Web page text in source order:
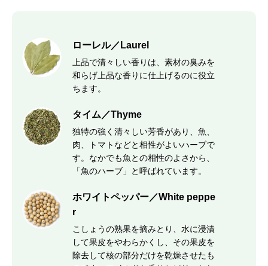
ローレル／Laurel
上品で清々しい香りは、素材の臭みを
和らげ上品な香りに仕上げるのに役立
ちます。
タイム／Thyme
独特の強く清々しい芳香があり、魚、
肉、トマトなどと相性がよいハーブで
す。なかでも魚との相性のよさから、
「魚のハーブ」と呼ばれています。
ホワイトペッパー／White peppe
r
こしょうの熟果を摘みとり、水に浸漬
して果皮をやわらかくし、その果皮を
除去して核の部分だけを乾燥させたも